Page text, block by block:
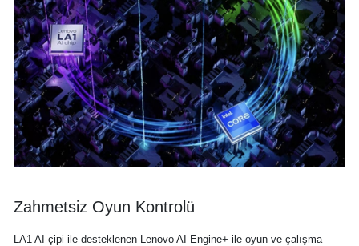
Zahmetsiz Oyun Kontrolü
LA1 AI çipi ile desteklenen Lenovo AI Engine+ ile oyun ve çalışma